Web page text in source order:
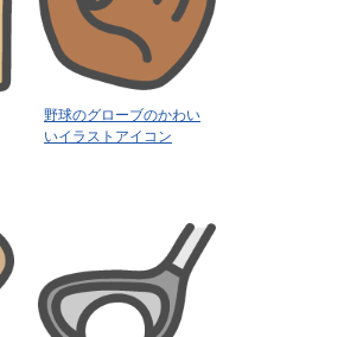
野球のグローブのかわい
いイラストアイコン